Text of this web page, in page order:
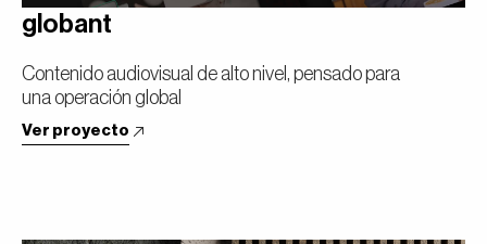
globant
Contenido audiovisual de alto nivel, pensado para
una operación global
Ver proyecto